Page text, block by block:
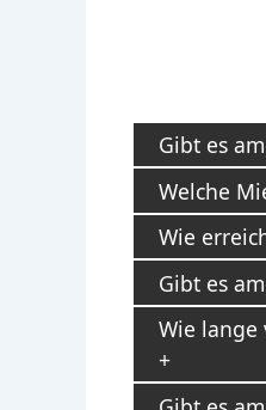
Gibt es
Welche
Wie
Gibt es
Wie lange